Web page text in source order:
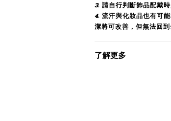
3.請自行判斷飾品配戴時
4. 流汗與化妝品也有可
潔將可改善，但無法回到
了解更多